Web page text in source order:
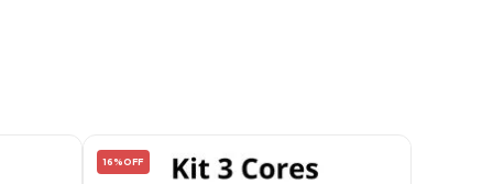
16% OFF